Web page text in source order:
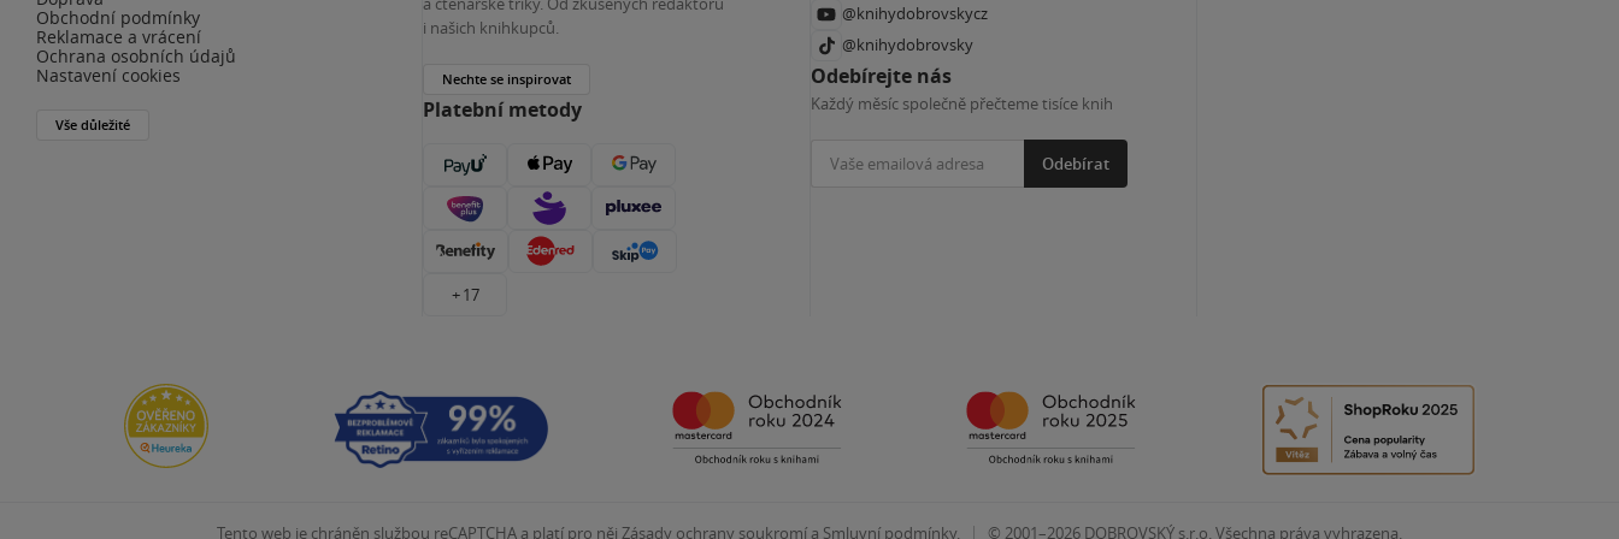
Obchodní podmínky
Reklamace a vrácení
Ochrana osobních údajů
Nastavení cookies
Vše důležité
i našich knihkupců.
Nechte se inspirovat
Platební metody
+ 17
@knihydobrovskycz
@knihydobrovsky
Odebírejte nás
Každý měsíc společně přečteme tisíce knih
Odebírat
Tento web je chráněn službou reCAPTCHA a platí pro něj Zásady ochrany soukromí a Smluvní podmínky. | © 2001–2026 DOBROVSKÝ s.r.o. Všechna práva vyhrazena.